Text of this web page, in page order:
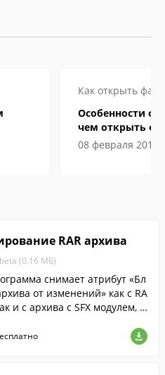
Как открыть файл
Особенности
чем открыть
компьютере и
смартфоне
08 февраля 2019
RAR архива
(0.16 МБ)
снимает атрибут «Бл
от изменений» как с RA
и с архива с SFX модулем, п